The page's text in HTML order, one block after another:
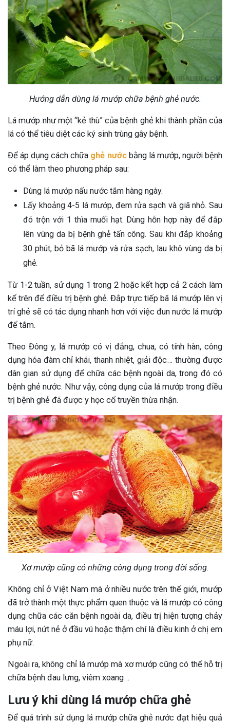
Hướng dẫn dùng lá mướp chữa bệnh ghẻ nước.
Lá mướp như một “kẻ thù” của bệnh ghẻ khi thành phần của
lá có thể tiêu diệt các ký sinh trùng gây bệnh.
Để áp dụng cách chữa ghẻ nướcbằng lá mướp, người bệnh
có thể làm theo phương pháp sau:
Dùng lá mướp nấu nước tắm hàng ngày.
Lấy khoảng 4-5 lá mướp, đem rửa sạch và giã nhỏ. Sau
đó trộn với 1 thìa muối hạt. Dùng hỗn hợp này để đắp
lên vùng da bị bệnh ghẻ tấn công. Sau khi đắp khoảng
30 phút, bỏ bã lá mướp và rửa sạch, lau khô vùng da bị
ghẻ.
Từ 1-2 tuần, sử dụng 1 trong 2 hoặc kết hợp cả 2 cách làm
kể trên để điều trị bệnh ghẻ. Đắp trực tiếp bã lá mướp lên vị
trí ghẻ sẽ có tác dụng nhanh hơn với việc đun nước lá mướp
để tắm.
Theo Đông y, lá mướp có vị đắng, chua, có tính hàn, công
dụng hóa đàm chỉ khái, thanh nhiệt, giải độc… thường được
dân gian sử dụng để chữa các bệnh ngoài da, trong đó có
bệnh ghẻ nước. Như vậy, công dụng của lá mướp trong điều
trị bệnh ghẻ đã được y học cổ truyền thừa nhận.
Xơ mướp cũng có những công dụng trong đời sống.
Không chỉ ở Việt Nam mà ở nhiều nước trên thế giới, mướp
đã trở thành một thực phẩm quen thuộc và lá mướp có công
dụng chữa các căn bệnh ngoài da, điều trị hiện tượng chảy
máu lợi, nứt nẻ ở đầu vú hoặc thậm chí là điều kinh ở chị em
phụ nữ.
Ngoài ra, không chỉ lá mướp mà xơ mướp cũng có thể hỗ trị
chữa bệnh đau lưng, viêm xoang…
Lưu ý khi dùng lá mướp chữa ghẻ
Để quá trình sử dụng lá mướp chữa ghẻ nước đạt hiệu quả